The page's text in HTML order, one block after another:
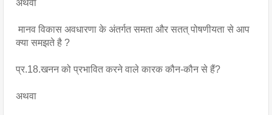
अथवा
मानव विकास अवधारणा के अंतर्गत समता और सतत् पोषणीयता से आप
क्या समझते है ?
प्र.18.खनन को प्रभावित करने वाले कारक कौन-कौन से हैं?
अथवा